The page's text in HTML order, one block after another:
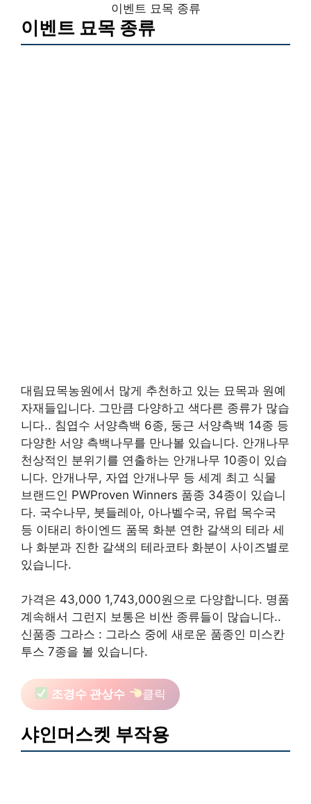
이벤트 묘목 종류
이벤트 묘목 종류
대림묘목농원에서 많게 추천하고 있는 묘목과 원예
자재들입니다. 그만큼 다양하고 색다른 종류가 많습
니다.. 침엽수 서양측백 6종, 둥근 서양측백 14종 등
다양한 서양 측백나무를 만나볼 있습니다. 안개나무
천상적인 분위기를 연출하는 안개나무 10종이 있습
니다. 안개나무, 자엽 안개나무 등 세계 최고 식물
브랜드인 PWProven Winners 품종 34종이 있습니
다. 국수나무, 붓들레아, 아나벨수국, 유럽 목수국
등 이태리 하이엔드 품목 화분 연한 갈색의 테라 세
나 화분과 진한 갈색의 테라코타 화분이 사이즈별로
있습니다.
가격은 43,000 1,743,000원으로 다양합니다. 명품
계속해서 그런지 보통은 비싼 종류들이 많습니다..
신품종 그라스 : 그라스 중에 새로운 품종인 미스칸
투스 7종을 볼 있습니다.
조경수 관상수 클릭
샤인머스켓 부작용